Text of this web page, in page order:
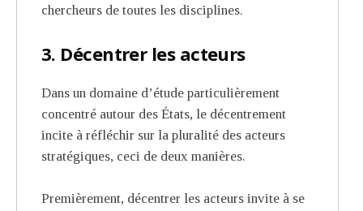
chercheurs de toutes les disciplines.
3. Décentrer les acteurs
Dans un domaine d’étude particulièrement
concentré autour des États, le décentrement
incite à réfléchir sur la pluralité des acteurs
stratégiques, ceci de deux manières.
Premièrement, décentrer les acteurs invite à se